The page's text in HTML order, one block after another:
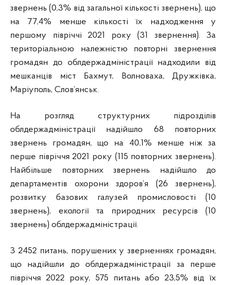
звернень (0,3% від загальної кількості звернень), що
на 77,4% менше кількості їх надходження у
першому півріччі 2021 року (31 звернення). За
територіальною належністю повторні звернення
громадян до облдержадміністрації надходили від
мешканців міст Бахмут, Волноваха, Дружківка,
Маріуполь, Слов’янськ.
На розгляд структурних підрозділів
облдержадміністрації надійшло 68 повторних
звернень громадян, що на 40,1% менше ніж за
перше півріччя 2021 року (115 повторних звернень).
Найбільше повторних звернень надійшло до
департаментів охорони здоров’я (26 звернень),
розвитку базових галузей промисловості (10
звернень), екології та природних ресурсів (10
звернень) облдержадміністрації.
З 2452 питань, порушених у зверненнях громадян,
що надійшли до облдержадміністрації за перше
півріччя 2022 року, 575 питань або 23,5% від їх